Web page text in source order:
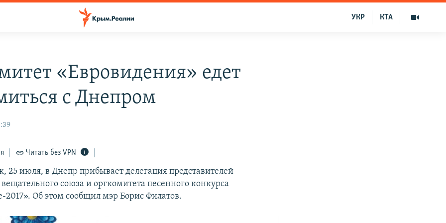
КТА
УКР
«Евровидения» едет
с Днепром
Читать без VPN
25 июля, в Днепр прибывает делегация представителей
союза и оргкомитета песенного конкурса
2017». Об этом сообщил мэр Борис Филатов.